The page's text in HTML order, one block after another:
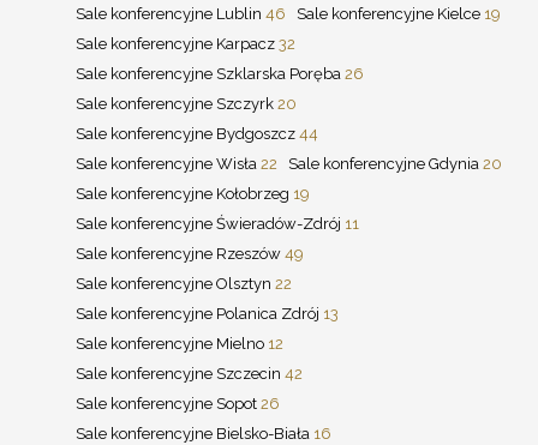
Sale konferencyjne Lublin 46 Sale konferencyjne Kielce 19
Sale konferencyjne Karpacz 32
Sale konferencyjne Szklarska Poręba 26
Sale konferencyjne Szczyrk 20
Sale konferencyjne Bydgoszcz 44
Sale konferencyjne Wisła 22 Sale konferencyjne Gdynia 20
Sale konferencyjne Kołobrzeg 19
Sale konferencyjne Świeradów-Zdrój 11
Sale konferencyjne Rzeszów 49
Sale konferencyjne Olsztyn 22
Sale konferencyjne Polanica Zdrój 13
Sale konferencyjne Mielno 12
Sale konferencyjne Szczecin 42
Sale konferencyjne Sopot 26
Sale konferencyjne Bielsko-Biała 16